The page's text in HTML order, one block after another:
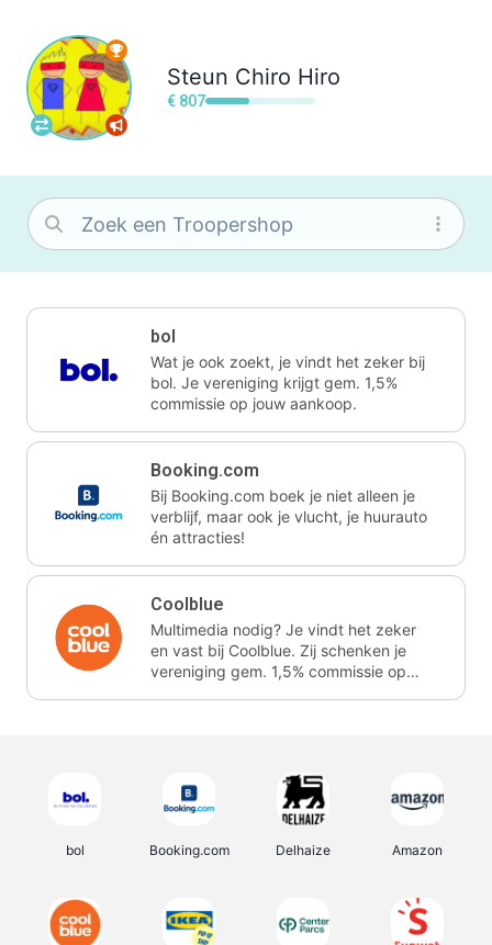
Steun Chiro Hiro
€ 807
bol
Wat je ook zoekt, je vindt het zeker bij
bol. Je vereniging krijgt gem. 1,5%
commissie op jouw aankoop.
Booking.com
Bij Booking.com boek je niet alleen je
verblijf, maar ook je vlucht, je huurauto
én attracties!
Coolblue
Multimedia nodig? Je vindt het zeker
en vast bij Coolblue. Zij schenken je
vereniging gem. 1,5% commissie op
bol Booking.com Delhaize Amazon